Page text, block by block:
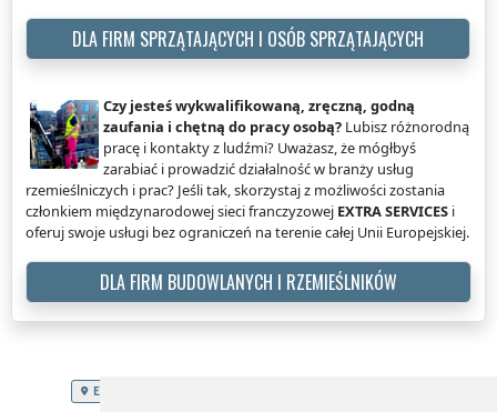
DLA FIRM SPRZĄTAJĄCYCH I OSÓB SPRZĄTAJĄCYCH
Czy jesteś wykwalifikowaną, zręczną, godną
zaufania i chętną do pracy osobą? Lubisz różnorodną
pracę i kontakty z ludźmi? Uważasz, że mógłbyś
zarabiać i prowadzić działalność w branży usług
rzemieślniczych i prac? Jeśli tak, skorzystaj z możliwości zostania
członkiem międzynarodowej sieci franczyzowej EXTRA SERVICES i
oferuj swoje usługi bez ograniczeń na terenie całej Unii Europejskiej.
DLA FIRM BUDOWLANYCH I RZEMIEŚLNIKÓW
EXTRA SERVICES